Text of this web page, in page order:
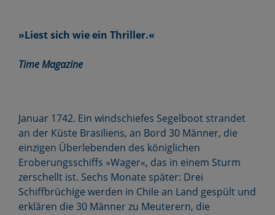
»Liest sich wie ein Thriller.«
Time Magazine
Januar 1742. Ein windschiefes Segelboot strandet
an der Küste Brasiliens, an Bord 30 Männer, die
einzigen Überlebenden des königlichen
Eroberungsschiffs »Wager«, das in einem Sturm
zerschellt ist. Sechs Monate später: Drei
Schiffbrüchige werden in Chile an Land gespült und
erklären die 30 Männer zu Meuterern, die